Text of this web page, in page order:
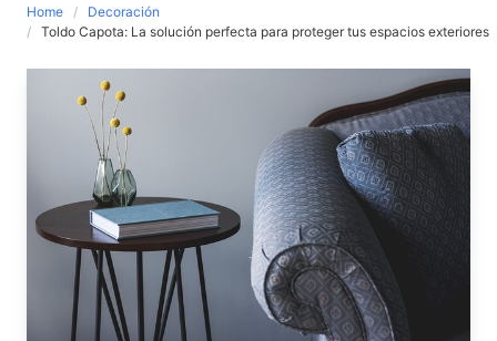
Home
Decoración
Toldo Capota: La solución perfecta para proteger tus espacios exteriores